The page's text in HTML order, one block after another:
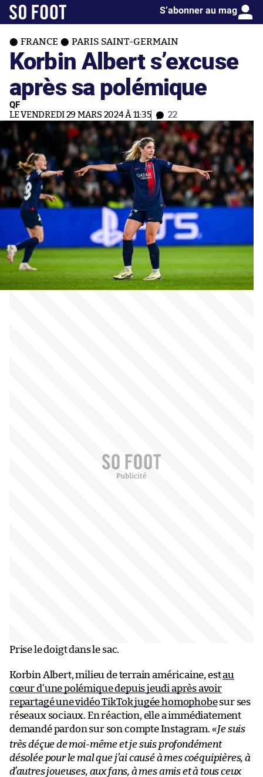
S’abonner au mag
FRANCE PARIS SAINT-GERMAIN
Korbin Albert s’excuse
après sa polémique
QF
LE VENDREDI 29 MARS 2024 À 11:35 22
Prise le doigt dans le sac.
Korbin Albert, milieu de terrain américaine, estau
cœur d’une polémique depuis jeudi après avoir
repartagé une vidéo TikTok jugée homophobesur ses
réseaux sociaux. En réaction, elle a immédiatement
demandé pardon sur son compte Instagram. «Je suis
très déçue de moi-même et je suis profondément
désolée pour le mal que j’ai causé à mes coéquipières, à
d’autres joueuses, aux fans, à mes amis et à tous ceux